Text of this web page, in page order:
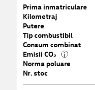
Prima inmatriculare
Kilometraj
Putere
Tip combustibil
Consum combinat
Emisii CO₂ i
Norma poluare
Nr. stoc